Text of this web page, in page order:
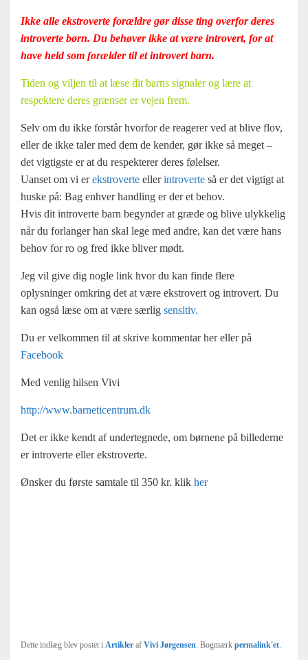
Ikke alle ekstroverte forældre gør disse ting overfor deres
introverte børn. Du behøver ikke at være introvert, for at
have held som forælder til et introvert barn.
Tiden og viljen til at læse dit barns signaler og lære at
respektere deres grænser er vejen frem.
Selv om du ikke forstår hvorfor de reagerer ved at blive flov,
eller de ikke taler med dem de kender, gør ikke så meget –
det vigtigste er at du respekterer deres følelser.
Uanset om vi erekstroverte ellerintroverte så er det vigtigt at
huske på: Bag enhver handling er der et behov.
Hvis dit introverte barn begynder at græde og blive ulykkelig
når du forlanger han skal lege med andre, kan det være hans
behov for ro og fred ikke bliver mødt.
Jeg vil give dig nogle link hvor du kan finde flere
oplysninger omkring det at være ekstrovert og introvert. Du
kan også læse om at være særlig sensitiv.
Du er velkommen til at skrive kommentar her eller på
Facebook
Med venlig hilsen Vivi
http://www.barneticentrum.dk
Det er ikke kendt af undertegnede, om børnene på billederne
er introverte eller ekstroverte.
Ønsker du første samtale til 350 kr. klik her
Dette indlæg blev postet i Artikler af Vivi Jørgensen . Bogmærk permalink'et